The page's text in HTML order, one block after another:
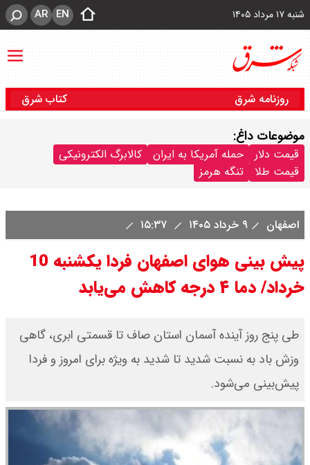
شنبه ۱۷ مرداد ۱۴۰۵ EN
AR
روزنامه شرق کتاب شرق
موضوعات داغ:
قیمت دلار حمله آمریکا به ایران
کالابرگ الکترونیکی
قیمت طلا
تنگه هرمز
اصفهان ۹ خرداد ۱۴۰۵
پیش بینی هوای اصفهان فردا یکشنبه 10
خرداد/ دما ۴ درجه کاهش می‌یابد
طی پنج روز آینده آسمان استان صاف تا قسمتی ابری، گاهی
وزش باد به نسبت شدید تا شدید به ویژه برای امروز و فردا
پیش‌بینی می‌شود.